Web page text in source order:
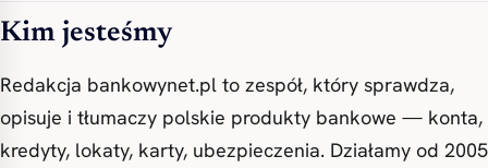
Kim jesteśmy
Redakcja bankowynet.pl to zespół, który sprawdza,
opisuje i tłumaczy polskie produkty bankowe — konta,
kredyty, lokaty, karty, ubezpieczenia. Działamy od 2005